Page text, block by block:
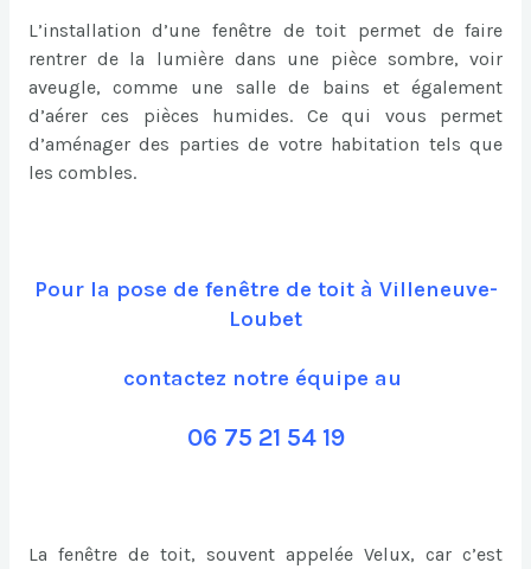
L’installation d’une fenêtre de toit permet de faire
rentrer de la lumière dans une pièce sombre, voir
aveugle, comme une salle de bains et également
d’aérer ces pièces humides. Ce qui vous permet
d’aménager des parties de votre habitation tels que
les combles.
Pour la pose de fenêtre de toit à Villeneuve-
Loubet
contactez notre équipe au
06 75 21 54 19
La fenêtre de toit, souvent appelée Velux, car c’est